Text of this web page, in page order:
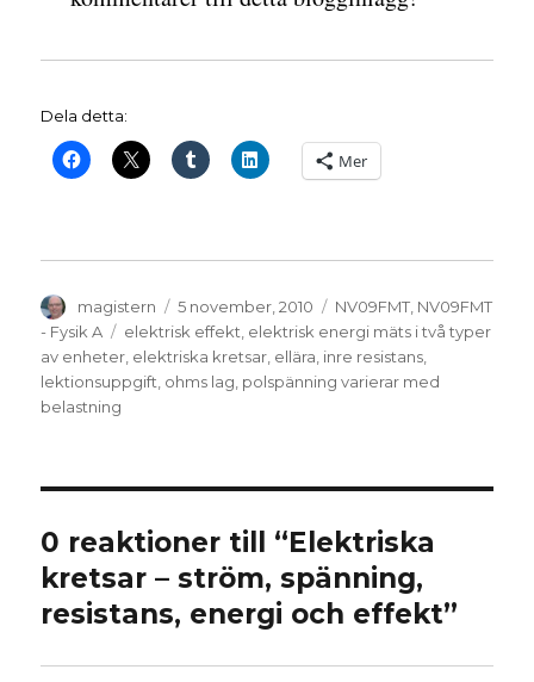
Dela detta:
Mer
Författare
magistern
Publicerat
den
5 november, 2010 Kategorier
NV09FMT, NV09FMT
- Fysik A
Etiketter
elektrisk effekt, elektrisk energi mäts i två typer
av enheter, elektriska kretsar, ellära, inre resistans,
lektionsuppgift, ohms lag, polspänning varierar med
belastning
0 reaktioner till “Elektriska
kretsar – ström, spänning,
resistans, energi och effekt”